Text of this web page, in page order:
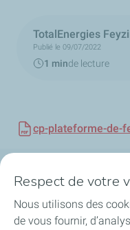
TotalEnergies
Publié le 09/07/2022
1 minde lecture
cp-plateforme-de-
Plateforme de
Engagements &
Respect de votre
Nous utilisons des
de vous fournir,